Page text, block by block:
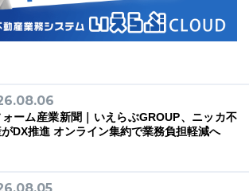
ォーム産業新聞｜いえらぶGROUP、ニッカ不
DX推進 オンライン集約で業務負担軽減へ